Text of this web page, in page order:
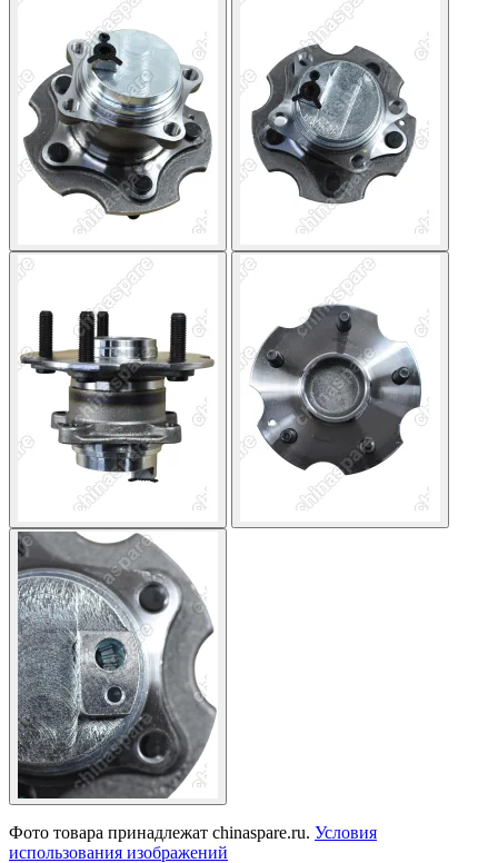
Фото товара принадлежат chinaspare.ru. Условия
использования изображений